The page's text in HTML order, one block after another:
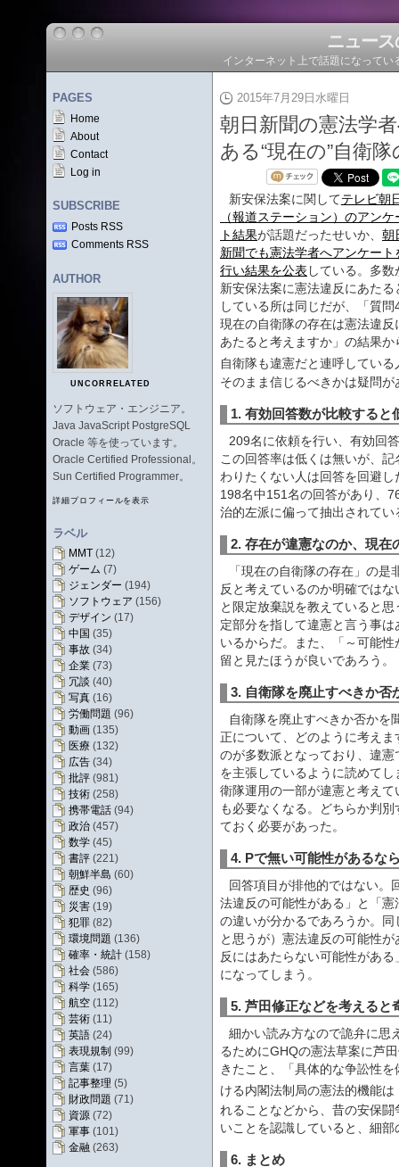
ニュー
インターネット上で話題になって
PAGES
Home
About
Contact
Log in
SUBSCRIBE
Posts RSS
Comments RSS
AUTHOR
UNCORRELATED
ソフトウェア・エンジニア。
Java JavaScript PostgreSQL
Oracle 等を使っています。
Oracle Certified Professional。
Sun Certified Programmer。
詳細プロフィールを表示
ラベル
MMT (12)
ゲーム (7)
ジェンダー (194)
ソフトウェア (156)
デザイン (17)
中国 (35)
事故 (34)
企業 (73)
冗談 (40)
写真 (16)
労働問題 (96)
動画 (135)
医療 (132)
広告 (34)
批評 (981)
技術 (258)
携帯電話 (94)
政治 (457)
数学 (45)
書評 (221)
朝鮮半島 (60)
歴史 (96)
災害 (19)
犯罪 (82)
環境問題 (136)
確率・統計 (158)
社会 (586)
科学 (165)
航空 (112)
芸術 (11)
英語 (24)
表現規制 (99)
言葉 (17)
記事整理 (5)
財政問題 (71)
資源 (72)
軍事 (101)
金融 (263)
2015年7月29日水曜日
朝日新聞の憲法学
ある“現在の”自衛
新安保法案に関してテレビ朝
（報道ステーション）のアンケ
ト結果が話題だったせいか、 朝
新聞でも憲法学者へアンケート
行い結果を公表している。多数
新安保法案に憲法違反にあたる
している所は同じだが、「質問
現在の自衛隊の存在は憲法違反
あたると考えますか」の結果か
自衛隊も違憲だと連呼している
そのまま信じるべきかは疑問
1. 有効回答数が比較すると
209名に依頼を行い、有効回
この回答率は低くは無いが、
わりたくない人は回答を回避
198名中151名の回答があり、
治的左派に偏って抽出されてい
2. 存在が違憲なのか、現在
「現在の自衛隊の存在」の
反と考えているのか明確では
と限定放棄説を教えていると
定部分を指して違憲と言う事
いるからだ。また、「～可能
留と見たほうが良いであろう。
3. 自衛隊を廃止すべきか否
自衛隊を廃止すべきか否かを
正について、どのように考え
のが多数派となっており、違
を主張しているように読めて
衛隊運用の一部が違憲と考え
も必要なくなる。どちらか判
ておく必要があった。
4. Pで無い可能性があるな
回答項目が排他的ではない。
法違反の可能性がある」と「
の違いが分かるであろうか。
と思うが）憲法違反の可能性
反にはあたらない可能性があ
になってしまう。
5. 芦田修正などを考えると
細かい読み方なので詭弁に思
るためにGHQの憲法草案に芦
きたこと、「具体的な争訟性
ける内閣法制局の憲法的機能
れることなどから、昔の安保
いことを認識していると、細
6. まとめ